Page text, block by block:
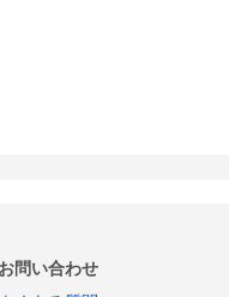
お問い合わせ